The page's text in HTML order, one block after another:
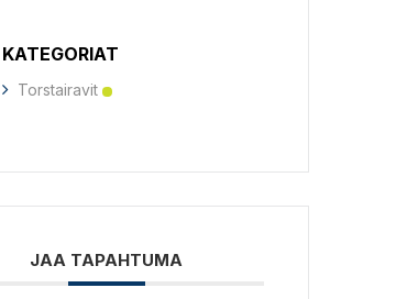
KATEGORIAT
Torstairavit
JAA TAPAHTUMA